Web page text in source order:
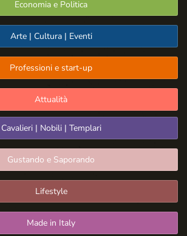
Economia e Politica
Arte | Cultura | Eventi
Professioni e start-up
Attualità
Cavalieri | Nobili | Templari
Gustando e Saporando
Lifestyle
Made in Italy